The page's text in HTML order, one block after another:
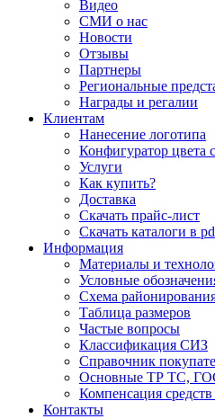
Видео
СМИ о нас
Новости
Отзывы
Партнеры
Региональные
Награды и регалии
Клиентам
Нанесение логотипа
Конфигуратор цвета
Услуги
Как купить?
Доставка
Скачать прайс-лист
Скачать каталоги в
Информация
Материалы и
Условные
Схема
Таблица размеров
Частые вопросы
Классификация СИЗ
Справочник
Основные ТР ТС,
Компенсация
Контакты